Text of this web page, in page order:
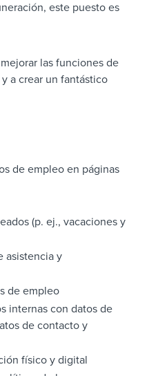
este puesto es
las funciones de
a crear un fantástico
de empleo en páginas
(p. ej., vacaciones y
asistencia y
de empleo
internas con datos de
de contacto y
físico y digital